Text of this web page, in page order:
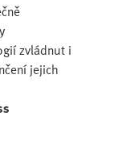
zvládnut i
jejich